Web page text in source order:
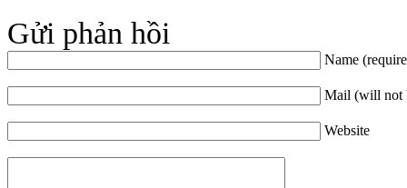
Gửi phản hồi
Name
Mail (will not
Website